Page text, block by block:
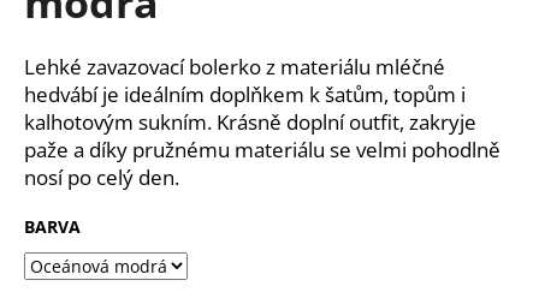
hvězdiček.
Lehké zavazovací bolerko z materiálu mléčné
hedvábí je ideálním doplňkem k šatům, topům i
kalhotovým sukním. Krásně doplní outfit, zakryje
paže a díky pružnému materiálu se velmi pohodlně
nosí po celý den.
BARVA
j
e
m
e